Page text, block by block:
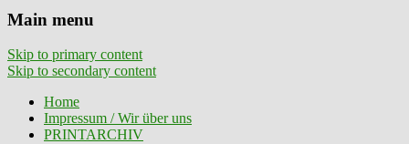
Main menu
Skip to primary content
Skip to secondary content
Home
Impressum / Wir über uns
PRINTARCHIV